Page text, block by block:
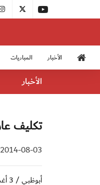
الأخبار المباريات
الأخبار
تكليف
2014-08-03 18:06